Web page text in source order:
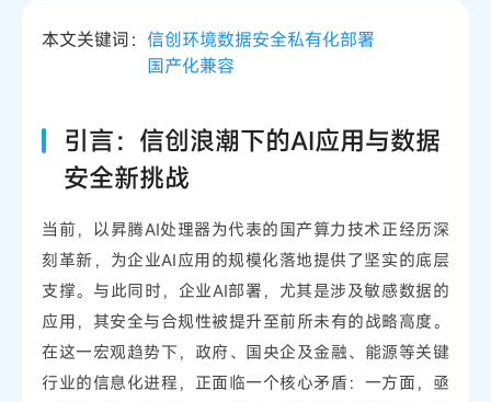
本文关键词： 信创环境数据安全私有化部署
国产化兼容
引言：信创浪潮下的AI应用与数据
安全新挑战
当前，以昇腾AI处理器为代表的国产算力技术正经历深
刻革新，为企业AI应用的规模化落地提供了坚实的底层
支撑。与此同时，企业AI部署，尤其是涉及敏感数据的
应用，其安全与合规性被提升至前所未有的战略高度。
在这一宏观趋势下，政府、国央企及金融、能源等关键
行业的信息化进程，正面临一个核心矛盾：一方面，亟